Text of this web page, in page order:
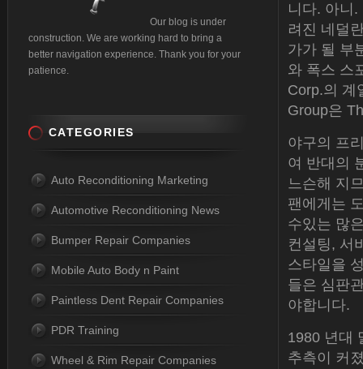
니다. 아니.
려진 네덜
가가 될 부
와 폭스 스
Corp.의 계
Group은
야구의 프
여 반대의
느슨해 지
팬에게는
수있는 많
컨설팅, 서
스타일을
들은 심판
야합니다.
1980 년대
추측이 커
Our blog is under
construction. We are working hard to bring a
better navigation experience. Thank you for your
patience.
CATEGORIES
Auto Reconditioning Marketing
Automotive Reconditioning News
Bumper Repair Companies
Mobile Auto Body n Paint
Paintless Dent Repair Companies
PDR Training
Wheel & Rim Repair Companies